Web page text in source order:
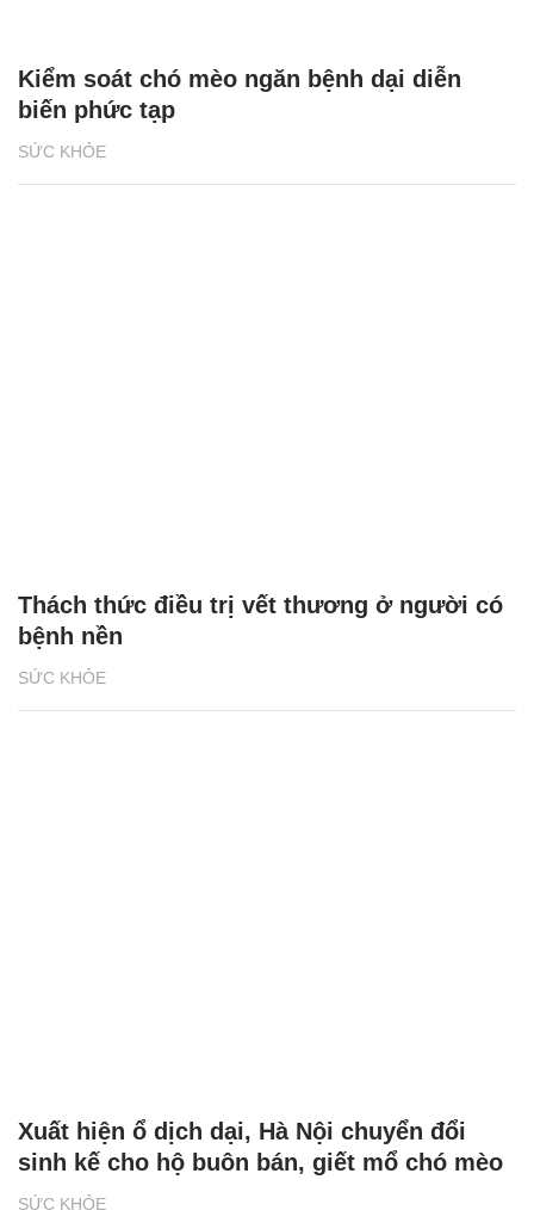
SỨC KHỎE
Kiểm soát chó mèo ngăn bệnh dại diễn
biến phức tạp
SỨC KHỎE
Thách thức điều trị vết thương ở người có
bệnh nền
SỨC KHỎE
Xuất hiện ổ dịch dại, Hà Nội chuyển đổi
sinh kế cho hộ buôn bán, giết mổ chó mèo